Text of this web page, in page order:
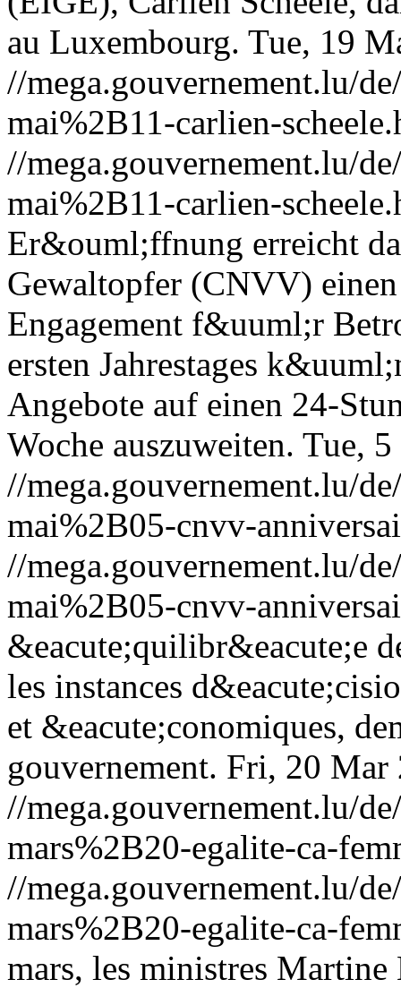
au Luxembourg. Tue, 19
//mega.gouvernement.lu/
mai%2B11-carlien-
//mega.gouvernement.lu/
mai%2B11-carlien-
Er&ouml;ffnung erreicht
Gewaltopfer (CNVV)
Engagement f&uuml;r
ersten Jahrestages
Angebote auf einen 24-
Woche auszuweiten. Tue,
//mega.gouvernement.lu/
mai%2B05-cnvv-
//mega.gouvernement.lu/
mai%2B05-cnvv-
&eacute;quilibr&eacute;e
les instances
et &eacute;conomiques,
gouvernement. Fri, 20 Mar
//mega.gouvernement.lu/
mars%2B20-egalite-ca-
//mega.gouvernement.lu/
mars%2B20-egalite-ca-
mars, les ministres